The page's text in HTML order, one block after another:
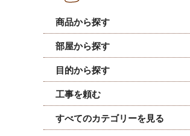
商品から探す
部屋から探す
目的から探す
工事を頼む
すべてのカテゴリーを見る